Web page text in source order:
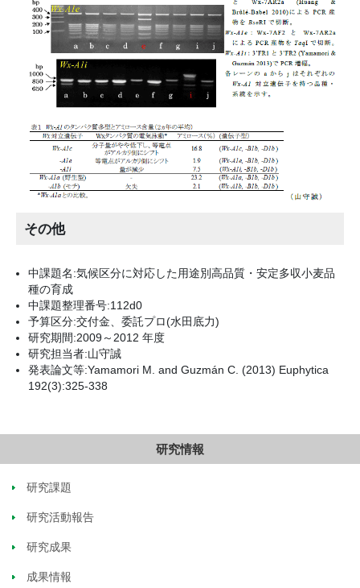
その他
中課題名:気候区分に対応した用途別高品質・安定多収小麦品
種の育成
中課題整理番号:112d0
予算区分:交付金、委託プロ(水田底力)
研究期間:2009～2012 年度
研究担当者:山守誠
発表論文等:Yamamori M. and Guzmán C. (2013) Euphytica
192(3):325-338
研究情報
研究課題
研究活動報告
研究成果
成果情報